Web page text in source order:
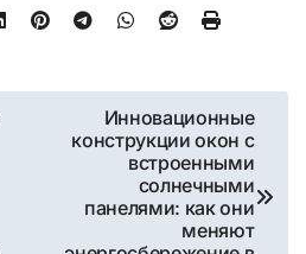
Инновационные
конструкции окон с
встроенными
солнечными
панелями: как они
меняют